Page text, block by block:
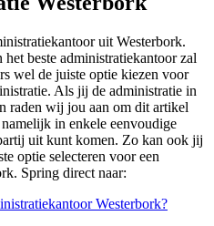
uit Westerbork.
beste administratiekantoor zal
wel de juiste optie kiezen voor
Als jij de administratie in
raden wij jou aan om dit artikel
in enkele eenvoudige
uit kunt komen. Zo kan ook jij
optie selecteren voor een
Spring direct naar:
Westerbork?